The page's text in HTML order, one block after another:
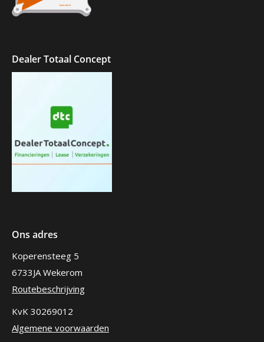
Dealer Totaal Concept
Ons adres
Koperensteeg 5
6733JA Wekerom
Routebeschrijving
KvK 30269012
Algemene voorwaarden